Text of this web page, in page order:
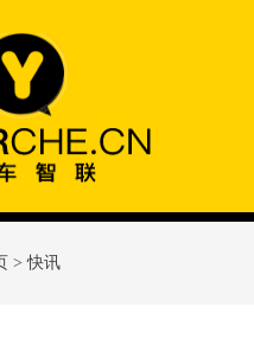
>快讯